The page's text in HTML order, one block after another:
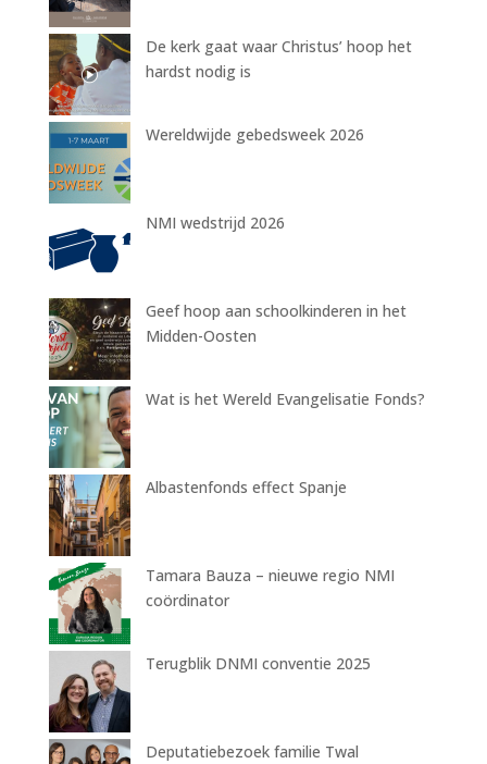
De kerk gaat waar Christus’ hoop het
hardst nodig is
Wereldwijde gebedsweek 2026
NMI wedstrijd 2026
Geef hoop aan schoolkinderen in het
Midden-Oosten
Wat is het Wereld Evangelisatie Fonds?
Albastenfonds effect Spanje
Tamara Bauza – nieuwe regio NMI
coördinator
Terugblik DNMI conventie 2025
Deputatiebezoek familie Twal